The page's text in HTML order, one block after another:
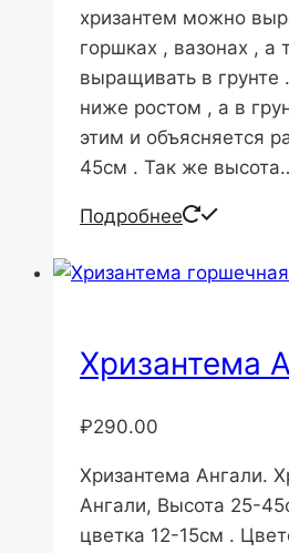
хризантем можно
горшках , вазонах ,
выращивать в грунте
ниже ростом , а в
этим и объясняется
45см . Так же
Подробнее
Хризантема
₽290.00
Хризантема Ангали.
Ангали, Высота 25-
цветка 12-15см .